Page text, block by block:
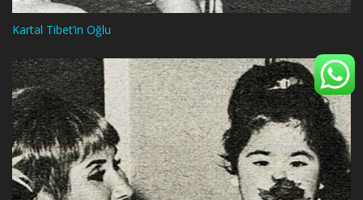
Kartal Tibet’in Oğlu